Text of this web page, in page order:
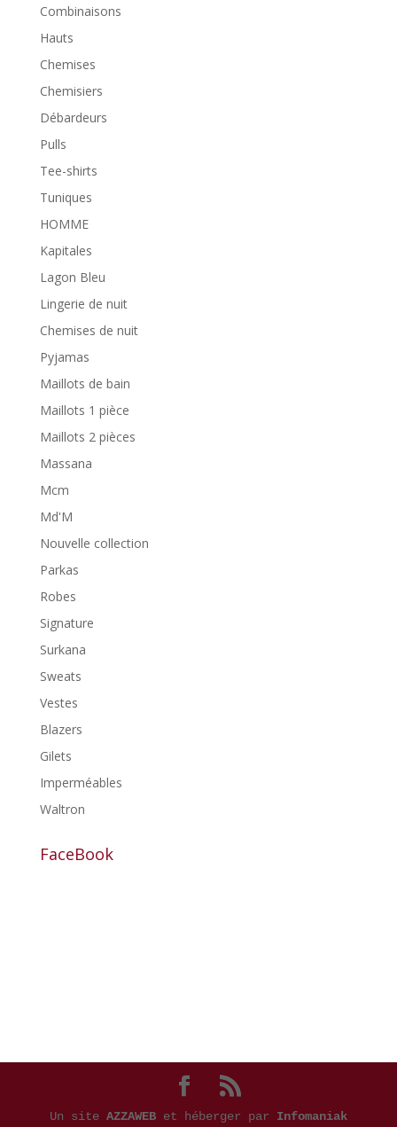
Combinaisons
Hauts
Chemises
Chemisiers
Débardeurs
Pulls
Tee-shirts
Tuniques
HOMME
Kapitales
Lagon Bleu
Lingerie de nuit
Chemises de nuit
Pyjamas
Maillots de bain
Maillots 1 pièce
Maillots 2 pièces
Massana
Mcm
Md'M
Nouvelle collection
Parkas
Robes
Signature
Surkana
Sweats
Vestes
Blazers
Gilets
Imperméables
Waltron
FaceBook
Un site AZZAWEBet héberger par Infomaniak